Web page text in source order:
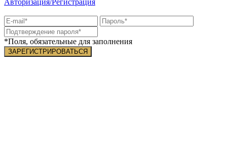
*Поля, обязательные для заполнения